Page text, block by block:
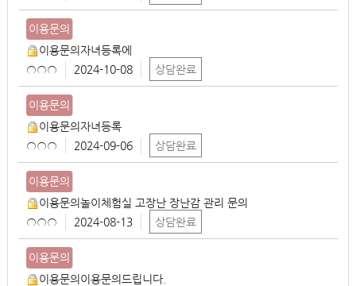
이용문의
이용문의자녀등록에
○○○
2024-10-08 상담완료
이용문의
이용문의자녀등록
○○○
2024-09-06 상담완료
이용문의
이용문의놀이체험실 고장난 장난감 관리 문의
○○○
2024-08-13 상담완료
이용문의
이용문의이용문의드립니다.